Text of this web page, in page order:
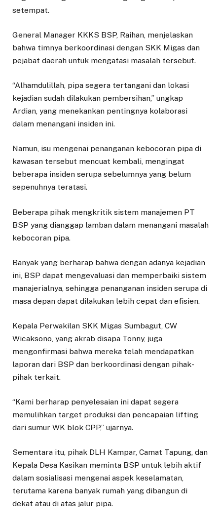
setempat.
General Manager KKKS BSP, Raihan, menjelaskan
bahwa timnya berkoordinasi dengan SKK Migas dan
pejabat daerah untuk mengatasi masalah tersebut.
“Alhamdulillah, pipa segera tertangani dan lokasi
kejadian sudah dilakukan pembersihan,” ungkap
Ardian, yang menekankan pentingnya kolaborasi
dalam menangani insiden ini.
Namun, isu mengenai penanganan kebocoran pipa di
kawasan tersebut mencuat kembali, mengingat
beberapa insiden serupa sebelumnya yang belum
sepenuhnya teratasi.
Beberapa pihak mengkritik sistem manajemen PT
BSP yang dianggap lamban dalam menangani masalah
kebocoran pipa.
Banyak yang berharap bahwa dengan adanya kejadian
ini, BSP dapat mengevaluasi dan memperbaiki sistem
manajerialnya, sehingga penanganan insiden serupa di
masa depan dapat dilakukan lebih cepat dan efisien.
Kepala Perwakilan SKK Migas Sumbagut, CW
Wicaksono, yang akrab disapa Tonny, juga
mengonfirmasi bahwa mereka telah mendapatkan
laporan dari BSP dan berkoordinasi dengan pihak-
pihak terkait.
“Kami berharap penyelesaian ini dapat segera
memulihkan target produksi dan pencapaian lifting
dari sumur WK blok CPP,” ujarnya.
Sementara itu, pihak DLH Kampar, Camat Tapung, dan
Kepala Desa Kasikan meminta BSP untuk lebih aktif
dalam sosialisasi mengenai aspek keselamatan,
terutama karena banyak rumah yang dibangun di
dekat atau di atas jalur pipa.